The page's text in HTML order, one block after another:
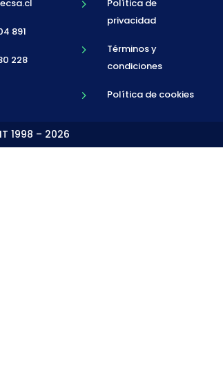
891
228
5
Política de
privacidad
5
Términos y
condiciones
5 Política de cookies
1998 – 2026